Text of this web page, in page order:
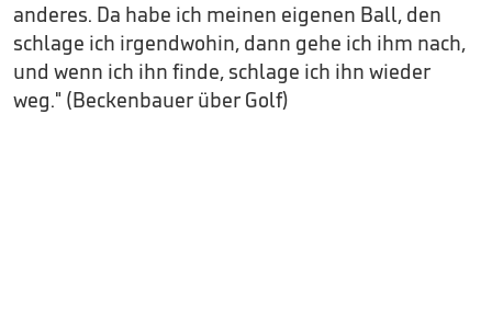
anderes. Da habe ich meinen eigenen Ball, den
schlage ich irgendwohin, dann gehe ich ihm nach,
und wenn ich ihn finde, schlage ich ihn wieder
weg." (Beckenbauer über Golf)